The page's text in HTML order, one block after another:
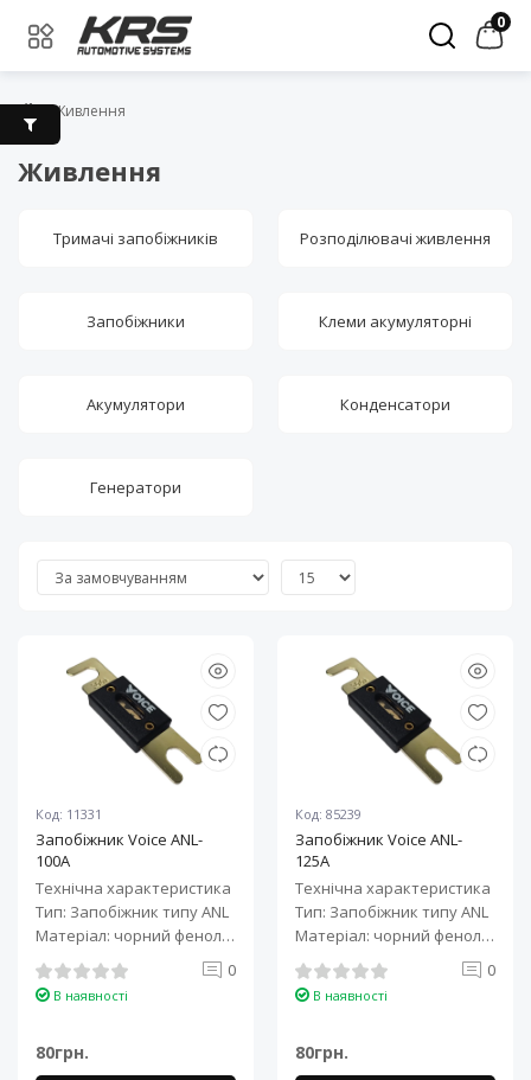
0
Живлення
Живлення
Тримачі запобіжників Розподілювачі живлення
Запобіжники Клеми акумуляторні
Акумулятори Конденсатори
Генератори
Код: 11331
Запобіжник Voice ANL-
100A
Технічна характеристика
Тип: Запобіжник типу ANL
Матеріал: чорний фенол
альдегід + латунь з поз.. 0
В наявності
80грн.
Код: 85239
Запобіжник Voice ANL-
125A
Технічна характеристика
Тип: Запобіжник типу ANL
Матеріал: чорний фенол
альдегід + латунь з поз.. 0
В наявності
80грн.